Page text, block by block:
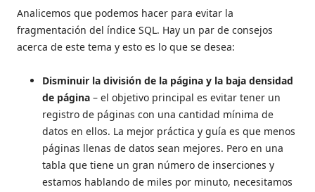
Analicemos que podemos hacer para evitar la
fragmentación del índice SQL. Hay un par de consejos
acerca de este tema y esto es lo que se desea:
Disminuir la división de la página y la baja densidad
de página – el objetivo principal es evitar tener un
registro de páginas con una cantidad mínima de
datos en ellos. La mejor práctica y guía es que menos
páginas llenas de datos sean mejores. Pero en una
tabla que tiene un gran número de inserciones y
estamos hablando de miles por minuto, necesitamos